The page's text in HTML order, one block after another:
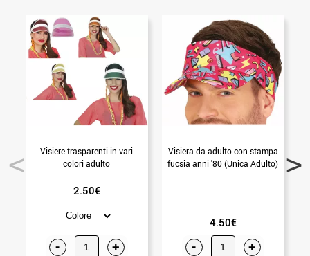
Visiere trasparenti in vari
colori adulto
2.50€
- +
Visiera da adulto con stampa
fucsia anni '80 (Unica Adulto)
4.50€
- +